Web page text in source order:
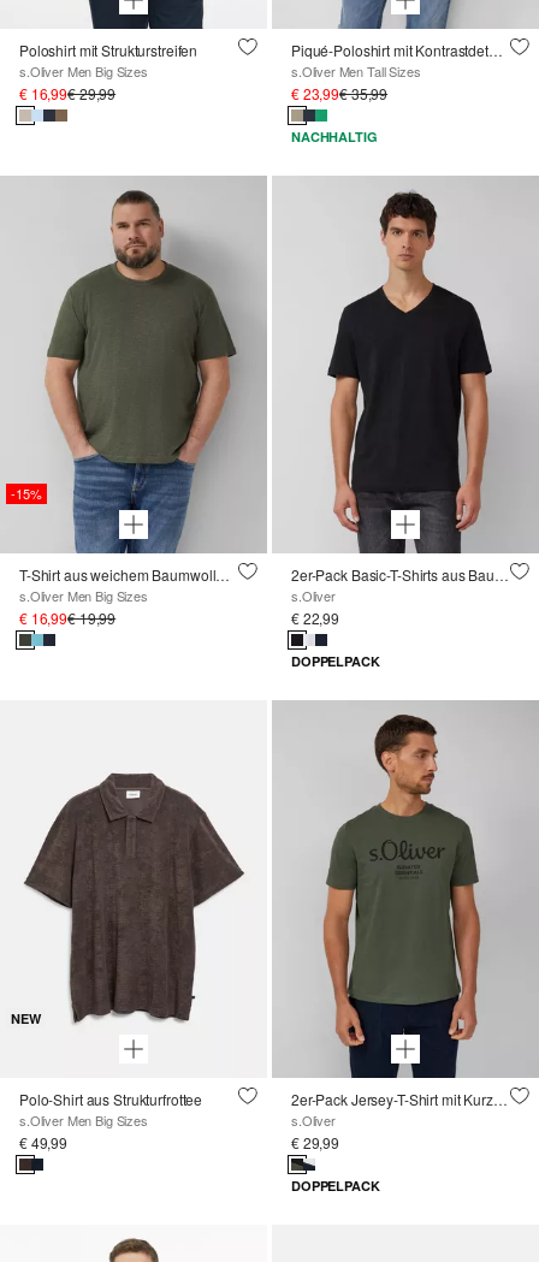
Poloshirt mit Strukturstreifen
s.Oliver Men Big Sizes
€ 16,99€ 29,99
Piqué-Poloshirt mit Kontrastdetails und Logo
s.Oliver Men Tall Sizes
€ 23,99€ 35,99
NACHHALTIG
-15%
T-Shirt aus weichem Baumwollmix-Jersey mit Logo-Detail
s.Oliver Men Big Sizes
€ 16,99€ 19,99
2er-Pack Basic-T-Shirts aus Baumwolle
s.Oliver
€ 22,99
DOPPELPACK
NEW
Polo-Shirt aus Strukturfrottee
s.Oliver Men Big Sizes
€ 49,99
2er-Pack Jersey-T-Shirt mit Kurzarm und Rundhalsausschnitt
s.Oliver
€ 29,99
DOPPELPACK